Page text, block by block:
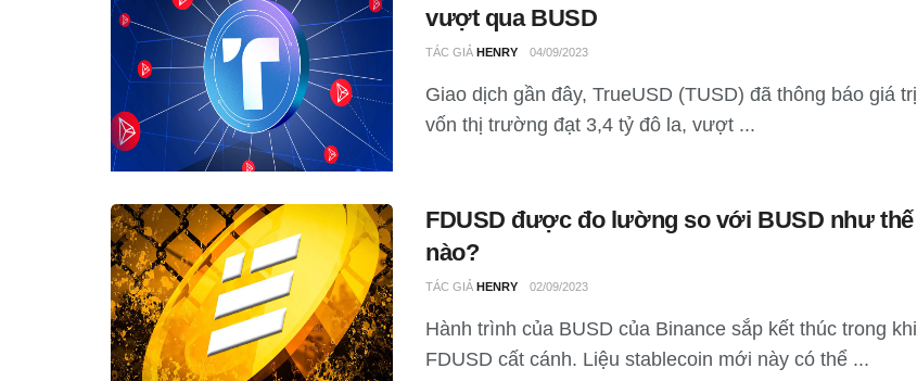
vượt qua BUSD
TÁC GIẢ HENRY 04/09/2023
Giao dịch gần đây, TrueUSD (TUSD) đã thông báo giá trị
vốn thị trường đạt 3,4 tỷ đô la, vượt ...
FDUSD được đo lường so với BUSD như thế
nào?
TÁC GIẢ HENRY 02/09/2023
Hành trình của BUSD của Binance sắp kết thúc trong khi
FDUSD cất cánh. Liệu stablecoin mới này có thể ...